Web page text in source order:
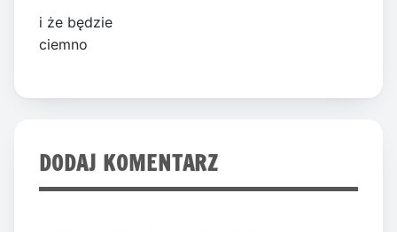
i że będzie
ciemno
DODAJ KOMENTARZ